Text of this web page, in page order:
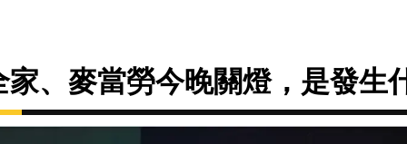
家、麥當勞今晚關燈，是發生